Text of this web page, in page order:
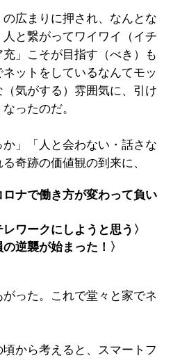
広まりに押され、なんとな
と繋がってワイワイ（イチ
」こそが目指す（べき）も
ットをしているなんてモッ
気がする）雰囲気に、引け
ったのだ。
か」「人と会わない・話さな
奇跡の価値観の到来に、
ロナで働き方が変わって負い
ワークにしようと思う〉
逆襲が始まった！〉
った。これで堂々と家でネ
頃から考えると、スマートフ